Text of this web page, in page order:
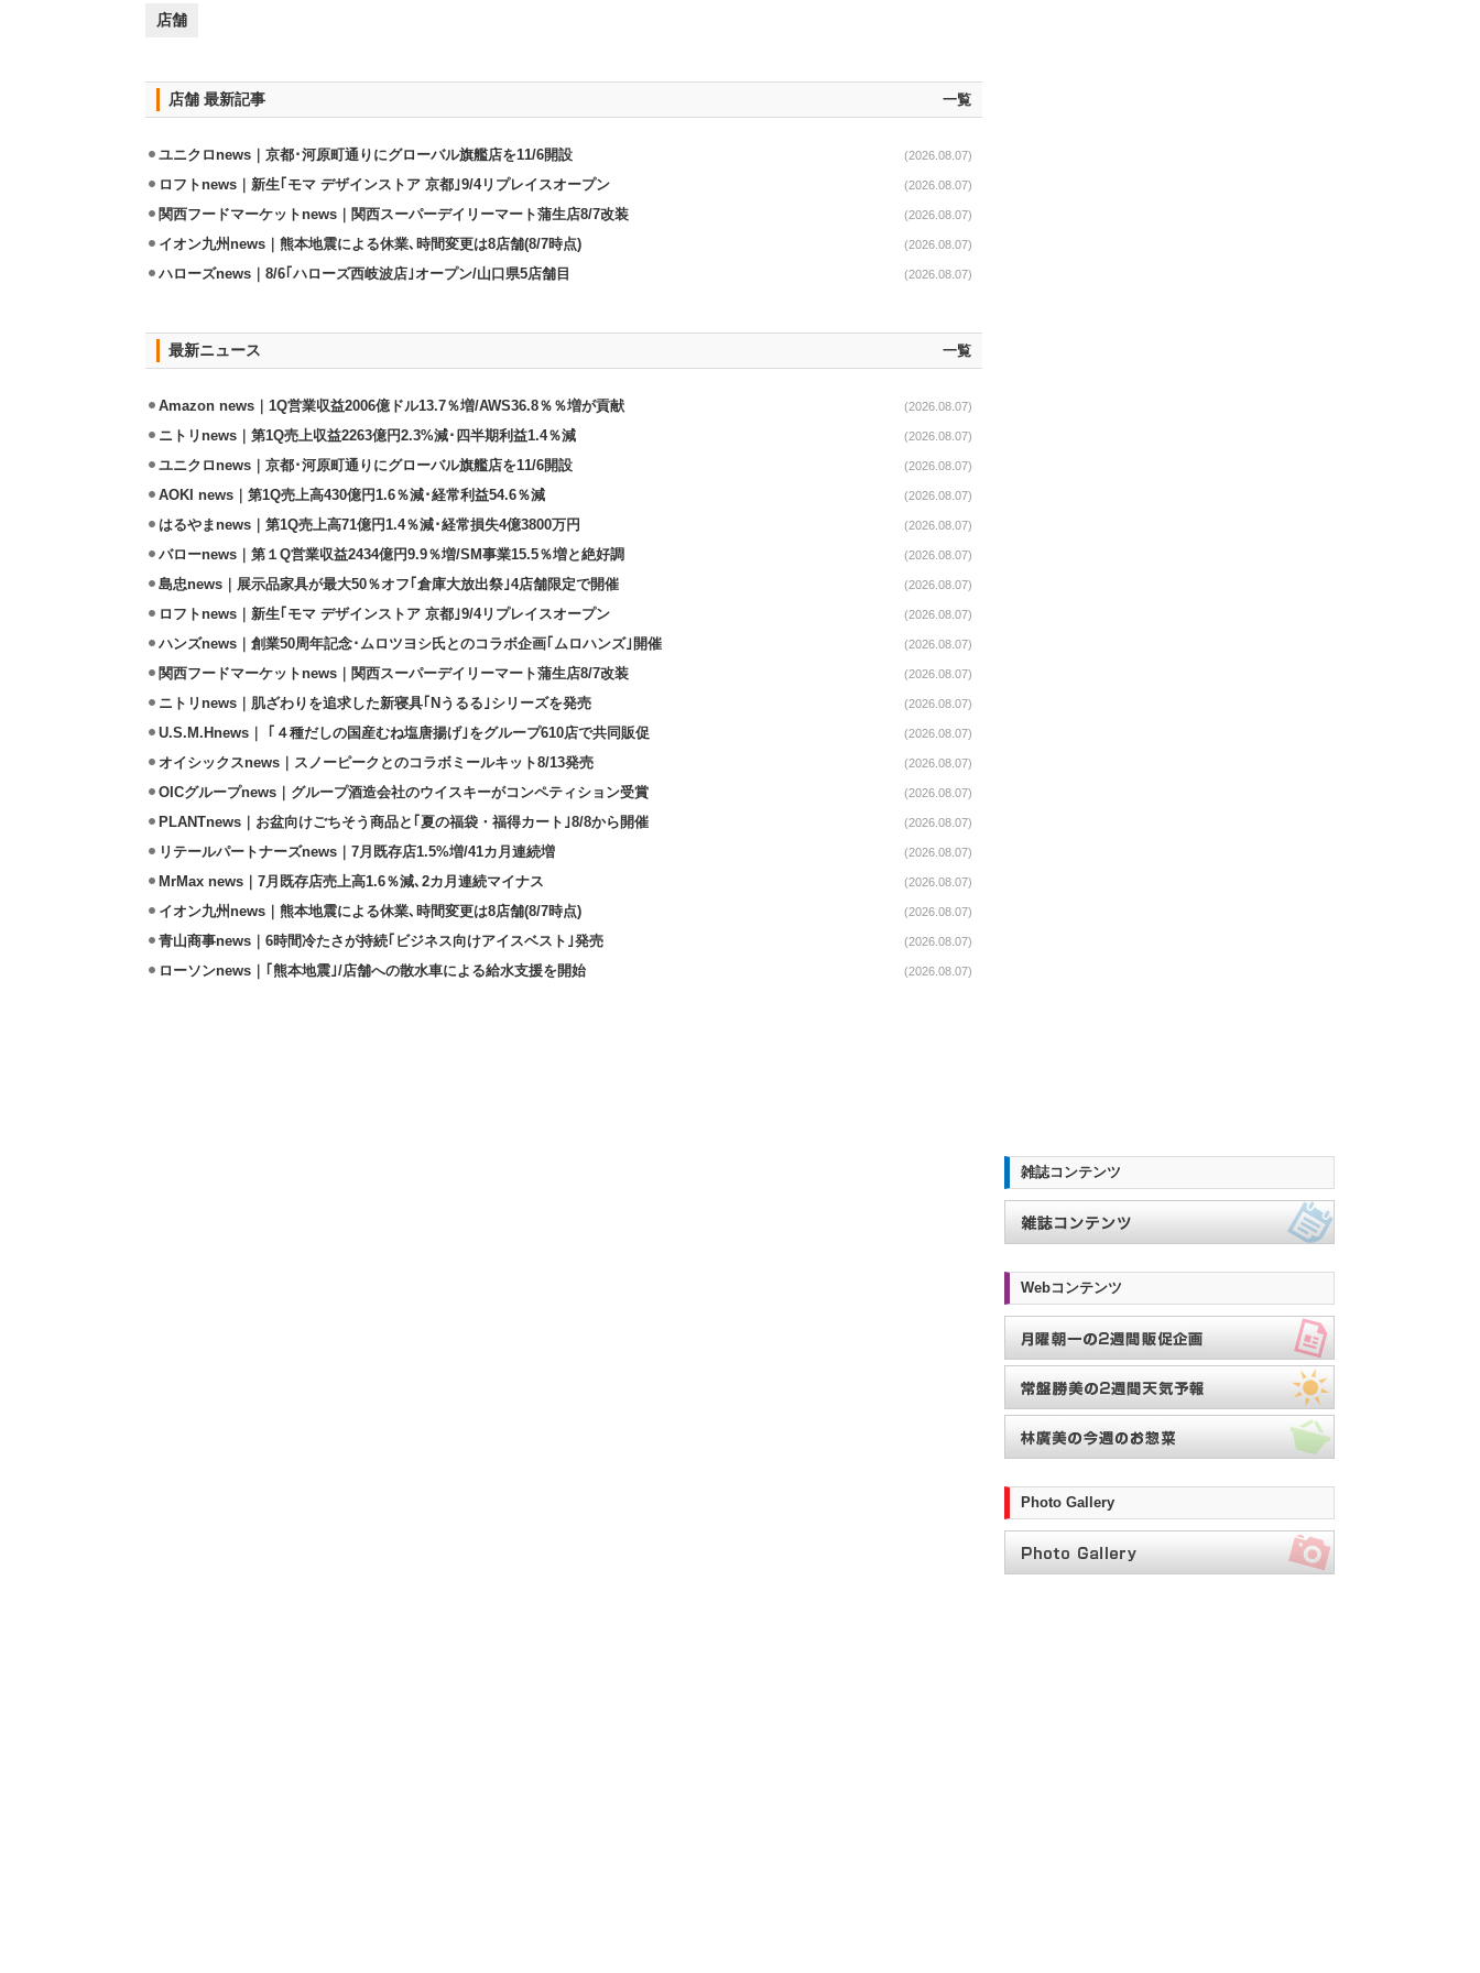
店舗
店舗 最新記事 一覧
ユニクロnews｜京都･河原町通りにグローバル旗艦店を11/6開設 (2026.08.07)
ロフトnews｜新生｢モマ デザインストア 京都｣9/4リプレイスオープン (2026.08.07)
関西フードマーケットnews｜関西スーパーデイリーマート蒲生店8/7改装 (2026.08.07)
イオン九州news｜熊本地震による休業､時間変更は8店舗(8/7時点) (2026.08.07)
ハローズnews｜8/6｢ハローズ西岐波店｣オープン/山口県5店舗目 (2026.08.07)
最新ニュース 一覧
Amazon news｜1Q営業収益2006億ドル13.7％増/AWS36.8％％増が貢献 (2026.08.07)
ニトリnews｜第1Q売上収益2263億円2.3%減･四半期利益1.4％減 (2026.08.07)
ユニクロnews｜京都･河原町通りにグローバル旗艦店を11/6開設 (2026.08.07)
AOKI news｜第1Q売上高430億円1.6％減･経常利益54.6％減 (2026.08.07)
はるやまnews｜第1Q売上高71億円1.4％減･経常損失4億3800万円 (2026.08.07)
バローnews｜第１Q営業収益2434億円9.9％増/SM事業15.5％増と絶好調 (2026.08.07)
島忠news｜展示品家具が最大50％オフ｢倉庫大放出祭｣4店舗限定で開催 (2026.08.07)
ロフトnews｜新生｢モマ デザインストア 京都｣9/4リプレイスオープン (2026.08.07)
ハンズnews｜創業50周年記念･ムロツヨシ氏とのコラボ企画｢ムロハンズ｣開催 (2026.08.07)
関西フードマーケットnews｜関西スーパーデイリーマート蒲生店8/7改装 (2026.08.07)
ニトリnews｜肌ざわりを追求した新寝具｢Nうるる｣シリーズを発売 (2026.08.07)
U.S.M.Hnews｜ ｢４種だしの国産むね塩唐揚げ｣をグループ610店で共同販促 (2026.08.07)
オイシックスnews｜スノーピークとのコラボミールキット8/13発売 (2026.08.07)
OICグループnews｜グループ酒造会社のウイスキーがコンペティション受賞 (2026.08.07)
PLANTnews｜お盆向けごちそう商品と｢夏の福袋・福得カート｣8/8から開催 (2026.08.07)
リテールパートナーズnews｜7月既存店1.5%増/41カ月連続増 (2026.08.07)
MrMax news｜7月既存店売上高1.6％減､2カ月連続マイナス (2026.08.07)
イオン九州news｜熊本地震による休業､時間変更は8店舗(8/7時点) (2026.08.07)
青山商事news｜6時間冷たさが持続｢ビジネス向けアイスベスト｣発売 (2026.08.07)
ローソンnews｜｢熊本地震｣/店舗への散水車による給水支援を開始 (2026.08.07)
雑誌コンテンツ
Webコンテンツ
Photo Gallery